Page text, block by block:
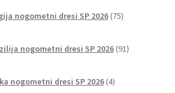
nogometni dresi SP 2026 75izdelkov
nogometni dresi SP 2026 91izdelkov
nogometni dresi SP 2026 4izdelki